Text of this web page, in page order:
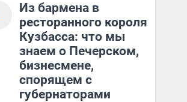
Из бармена в
ресторанного короля
Кузбасса: что мы
знаем о Печерском,
бизнесмене,
спорящем с
губернаторами